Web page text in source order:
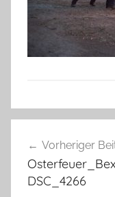
Vorheriger
DSC_4266